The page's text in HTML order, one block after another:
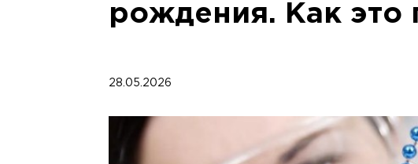
рождения. Как это
28.05.2026